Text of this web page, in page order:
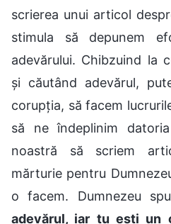
scrierea unui articol
stimula să depunem
adevărului. Chibzuind la
și căutând adevărul,
corupția, să facem
să ne îndeplinim
noastră să scriem
mărturie pentru
o facem. Dumnezeu
adevărul, iar tu ești un